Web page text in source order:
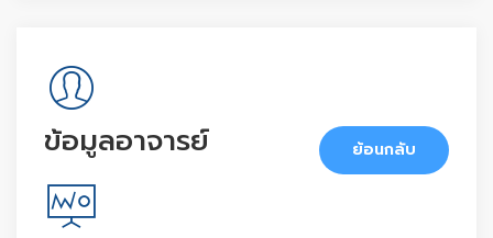
ข้อมูลอาจารย์ ย้อนกลับ